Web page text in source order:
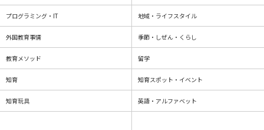
プログラミング・IT 地域・ライフスタイル
外国教育事情 季節・しぜん・くらし
教育メソッド 留学
知育 知育スポット・イベント
知育玩具 英語・アルファベット